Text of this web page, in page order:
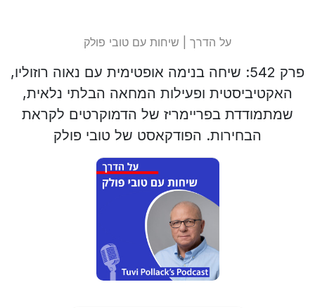
על הדרך | שיחות עם טובי פולק
פרק 542: שיחה בנימה אופטימית עם נאוה רוזוליו,
האקטיביסטית ופעילות המחאה הבלתי נלאית,
שמתמודדת בפריימריז של הדמוקרטים לקראת
הבחירות. הפודקאסט של טובי פולק